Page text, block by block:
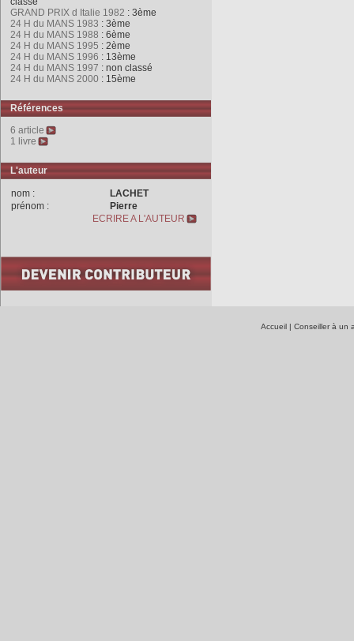
GRAND PRIX d Italie 1982 : 3ème
24 H du MANS 1983 : 3ème
24 H du MANS 1988 : 6ème
24 H du MANS 1995 : 2ème
24 H du MANS 1996 : 13ème
24 H du MANS 1997 : non classé
24 H du MANS 2000 : 15ème
Références
6 article
1 livre
L'auteur
nom :
LACHET
prénom :
Pierre
ECRIRE A L'AUTEUR
Accueil | Conseiller à un